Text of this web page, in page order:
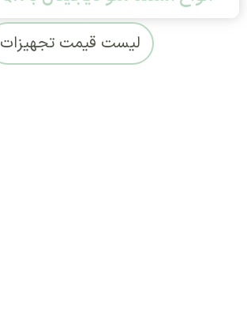
لیست قیمت تجهیزات